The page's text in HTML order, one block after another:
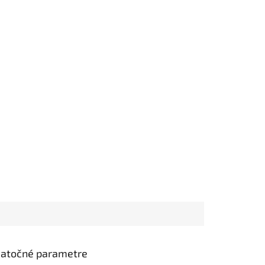
parametre